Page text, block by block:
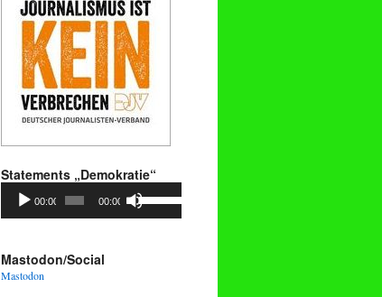
Statements „Demokratie“
Audio-
Player
00:00 00:00
Hoch/Runter
benutzen,
Mastodon/Social
Mastodon